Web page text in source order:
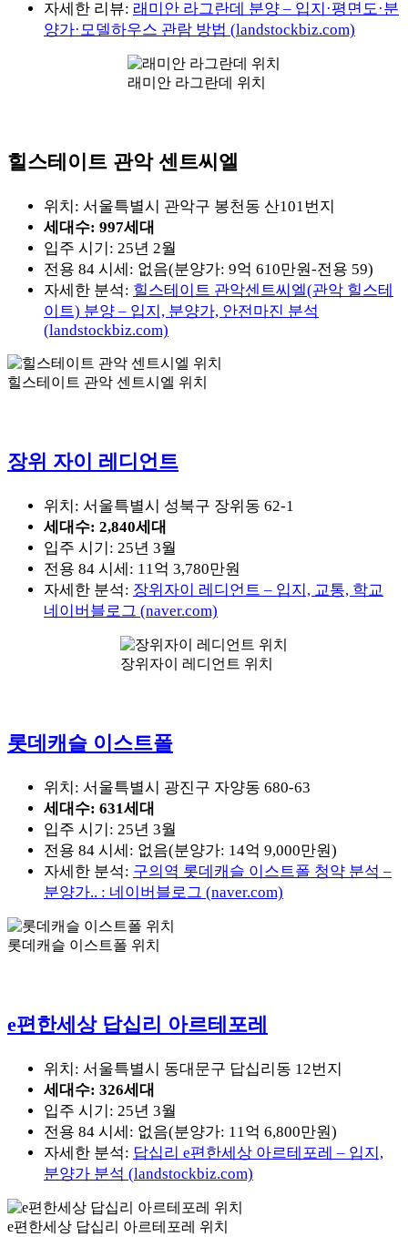
자세한 리뷰: 래미안 라그란데 분양 – 입지·평면도·분
양가·모델하우스 관람 방법 (landstockbiz.com)
래미안 라그란데 위치
힐스테이트 관악 센트씨엘
위치: 서울특별시 관악구 봉천동 산101번지
세대수: 997세대
입주 시기: 25년 2월
전용 84 시세: 없음(분양가: 9억 610만원-전용 59)
자세한 분석: 힐스테이트 관악센트씨엘(관악 힐스테
이트) 분양 – 입지, 분양가, 안전마진 분석
(landstockbiz.com)
힐스테이트 관악 센트시엘 위치
장위 자이 레디언트
위치: 서울특별시 성북구 장위동 62-1
세대수: 2,840세대
입주 시기: 25년 3월
전용 84 시세: 11억 3,780만원
자세한 분석: 장위자이 레디언트 – 입지, 교통, 학교
네이버블로그 (naver.com)
장위자이 레디언트 위치
롯데캐슬 이스트폴
위치: 서울특별시 광진구 자양동 680-63
세대수: 631세대
입주 시기: 25년 3월
전용 84 시세: 없음(분양가: 14억 9,000만원)
자세한 분석: 구의역 롯데캐슬 이스트폴 청약 분석 –
분양가.. : 네이버블로그 (naver.com)
롯데캐슬 이스트폴 위치
e편한세상 답십리 아르테포레
위치: 서울특별시 동대문구 답십리동 12번지
세대수: 326세대
입주 시기: 25년 3월
전용 84 시세: 없음(분양가: 11억 6,800만원)
자세한 분석: 답십리 e편한세상 아르테포레 – 입지,
분양가 분석 (landstockbiz.com)
e편한세상 답십리 아르테포레 위치